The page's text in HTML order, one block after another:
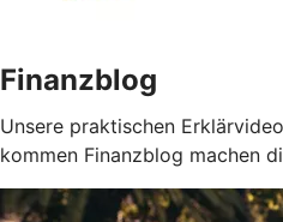
Finanzblog
Unsere praktischen
kommen Finanzblog machen